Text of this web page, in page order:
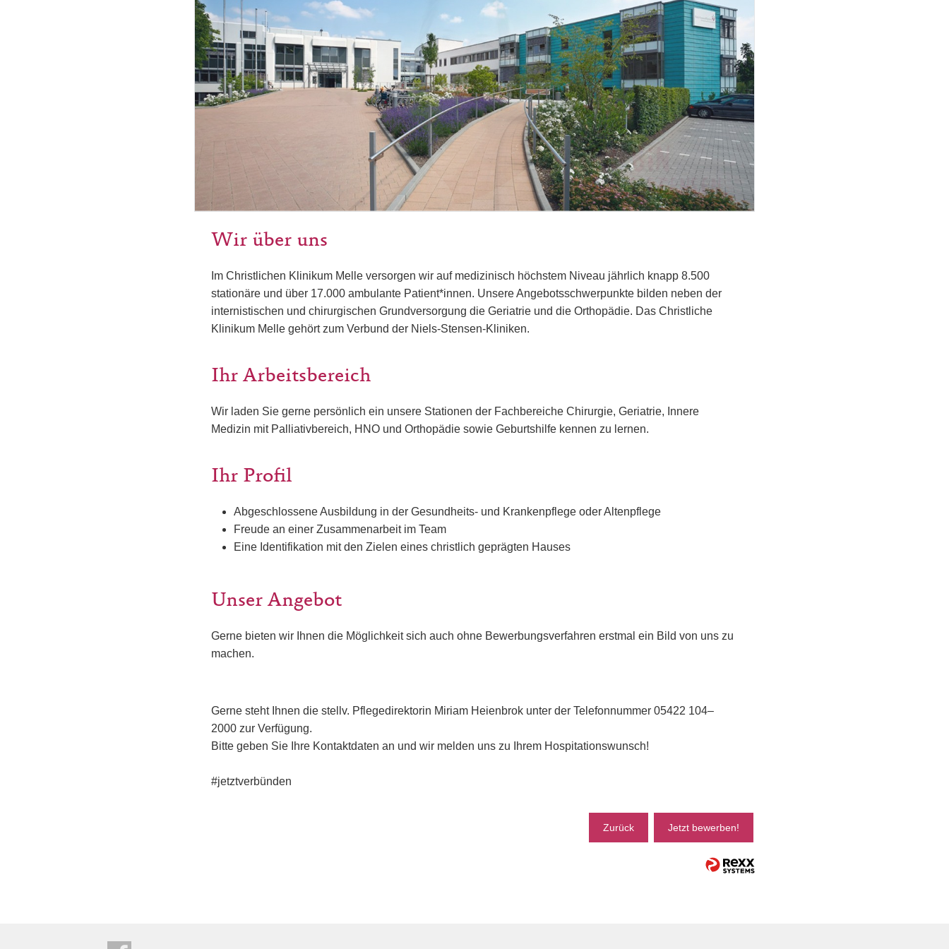
Wir über uns
Im Christlichen Klinikum Melle versorgen wir auf medizinisch höchstem Niveau jährlich knapp 8.500
stationäre und über 17.000 ambulante Patient*innen. Unsere Angebotsschwerpunkte bilden neben der
internistischen und chirurgischen Grundversorgung die Geriatrie und die Orthopädie. Das Christliche
Klinikum Melle gehört zum Verbund der Niels-Stensen-Kliniken.
Ihr Arbeitsbereich
Wir laden Sie gerne persönlich ein unsere Stationen der Fachbereiche Chirurgie, Geriatrie, Innere
Medizin mit Palliativbereich, HNO und Orthopädie sowie Geburtshilfe kennen zu lernen.
Ihr Profil
Abgeschlossene Ausbildung in der Gesundheits- und Krankenpflege oder Altenpflege
Freude an einer Zusammenarbeit im Team
Eine Identifikation mit den Zielen eines christlich geprägten Hauses
Unser Angebot
Gerne bieten wir Ihnen die Möglichkeit sich auch ohne Bewerbungsverfahren erstmal ein Bild von uns zu
machen.
Gerne steht Ihnen die stellv. Pflegedirektorin Miriam Heienbrok unter der Telefonnummer 05422 104–
2000 zur Verfügung.
Bitte geben Sie Ihre Kontaktdaten an und wir melden uns zu Ihrem Hospitationswunsch!
#jetztverbünden
Zurück Jetzt bewerben!